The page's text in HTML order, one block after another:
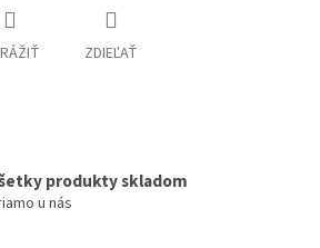
ZDIEĽAŤ
produkty skladom
u nás